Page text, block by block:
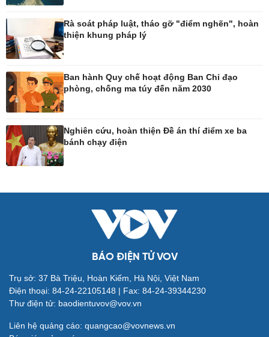
Tư vấn
Doanh nghiệp 24h
Doanh nhân
Công nghệ
Sành điệu
Tin Công nghệ
Trải nghiệm
Chuyển đổi số
Dinh dưỡng - món ngon
Làm đẹp - giảm cân
Ăn sạch sống khỏe
Đời sống
Nhà đẹp
Tình yêu - Gia đình
Văn hóa
Âm nhạc
Rà soát pháp luật, tháo gỡ "điểm nghẽn", hoàn
thiện khung pháp lý
Ban hành Quy chế hoạt động Ban Chỉ đạo
phòng, chống ma túy đến năm 2030
Nghiên cứu, hoàn thiện Đề án thí điểm xe ba
bánh chạy điện
BÁO ĐIỆN TỬ VOV
Trụ sở: 37 Bà Triệu, Hoàn Kiếm, Hà Nội, Việt Nam
Điện thoại: 84-24-22105148 | Fax: 84-24-39344230
Thư điện tử: baodientuvov@vov.vn
Liên hệ quảng cáo: quangcao@vovnews.vn